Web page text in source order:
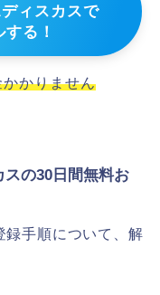
ィスカスで
る！
かりません
スの30日間無料お
録手順について、解